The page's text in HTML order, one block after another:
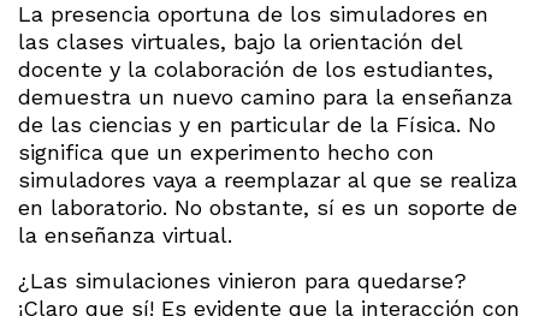
La presencia oportuna de los simuladores en
las clases virtuales, bajo la orientación del
docente y la colaboración de los estudiantes,
demuestra un nuevo camino para la enseñanza
de las ciencias y en particular de la Física. No
significa que un experimento hecho con
simuladores vaya a reemplazar al que se realiza
en laboratorio. No obstante, sí es un soporte de
la enseñanza virtual.
¿Las simulaciones vinieron para quedarse?
¡Claro que sí! Es evidente que la interacción con